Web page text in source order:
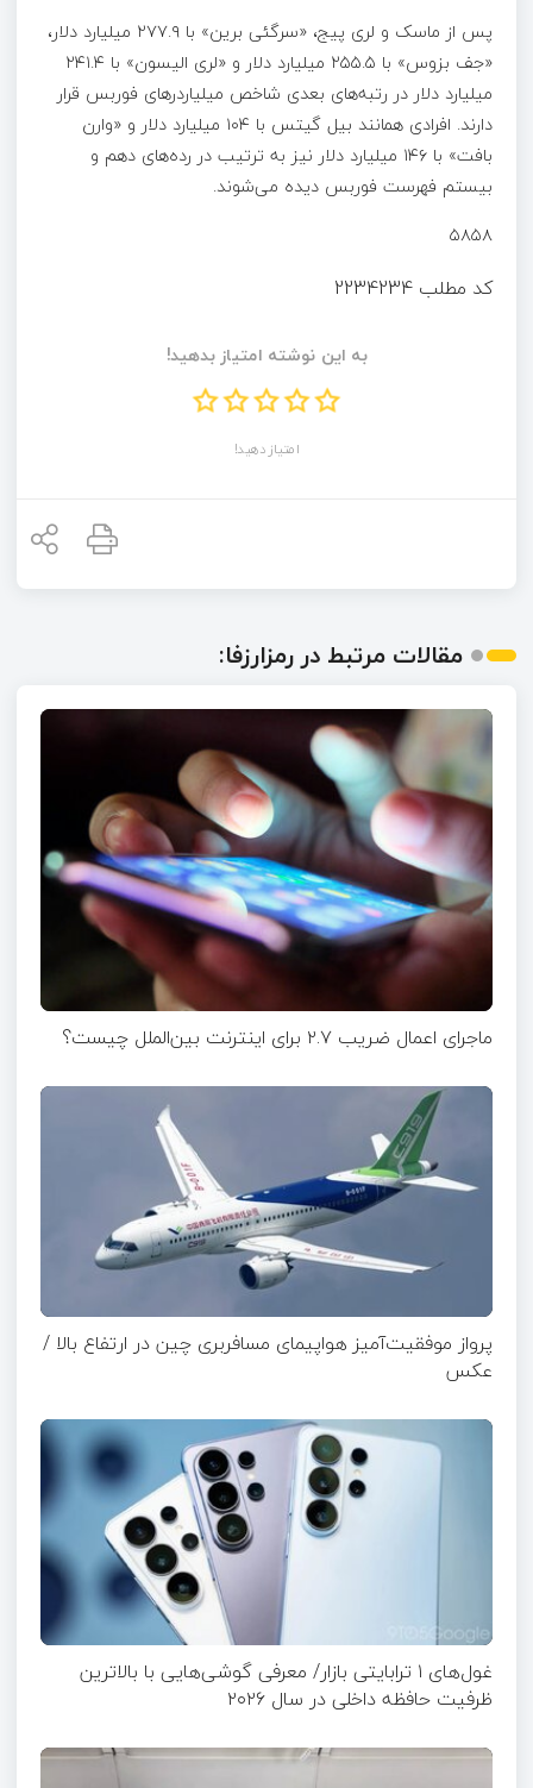
پس از ماسک و لری پیج، «سرگئی برین» با ۲۷۷.۹ میلیارد دلار،
«جف بزوس» با ۲۵۵.۵ میلیارد دلار و «لری الیسون» با ۲۴۱.۴
میلیارد دلار در رتبه‌های بعدی شاخص میلیاردرهای فوربس قرار
دارند. افرادی همانند بیل گیتس با ۱۰۴ میلیارد دلار و «وارن
بافت» با ۱۴۶ میلیارد دلار نیز به ترتیب در رده‌های دهم و
بیستم فهرست فوربس دیده می‌شوند.
۵۸۵۸
کد مطلب 2234234
به این نوشته امتیاز بدهید!
امتیاز دهید!
مقالات مرتبط در رمزارزفا:
ماجرای اعمال ضریب ۲.۷ برای اینترنت بین‌الملل چیست؟
پرواز موفقیت‌آمیز هواپیمای مسافربری چین در ارتفاع بالا /
عکس
غول‌های ۱ ترابایتی بازار/ معرفی گوشی‌هایی با بالاترین
ظرفیت حافظه داخلی در سال ۲۰۲۶